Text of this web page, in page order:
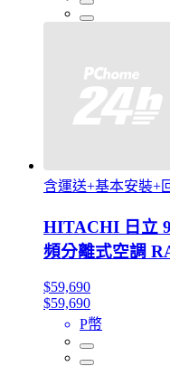
含運送+基本安裝+
HITACHI 日立
頻分離式空調
$59,690
$59,690
P幣